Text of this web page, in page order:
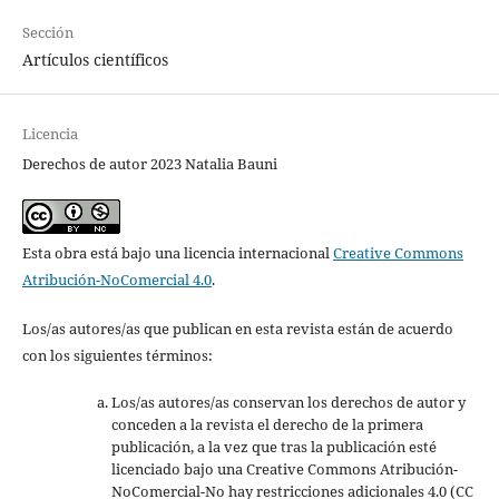
Sección
Artículos científicos
Licencia
Derechos de autor 2023 Natalia Bauni
Esta obra está bajo una licencia internacionalCreative Commons
Atribución-NoComercial 4.0.
Los/as autores/as que publican en esta revista están de acuerdo
con los siguientes términos:
Los/as autores/as conservan los derechos de autor y
conceden a la revista el derecho de la primera
publicación, a la vez que tras la publicación esté
licenciado bajo una Creative Commons Atribución-
NoComercial-No hay restricciones adicionales 4.0 (CC